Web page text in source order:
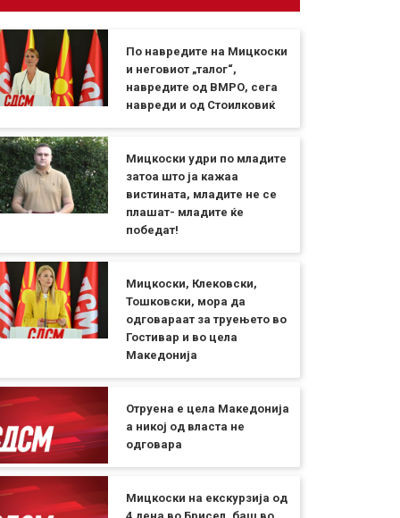
По навредите на Мицкоски
и неговиот „талог“,
навредите од ВМРО, сега
навреди и од Стоилковиќ
Мицкоски удри по младите
затоа што ја кажаа
вистината, младите не се
плашат- младите ќе
победат!
Мицкоски, Клековски,
Тошковски, мора да
одговараат за труењето во
Гостивар и во цела
Македонија
Отруена е цела Македонија
а никој од власта не
одговара
Мицкоски на екскурзија од